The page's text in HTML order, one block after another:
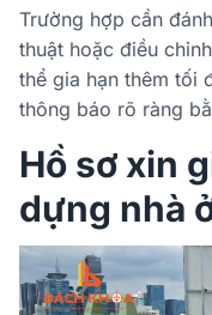
Trường hợp cần
thuật hoặc điều
thể gia hạn thêm tối
thông báo rõ ràng
Hồ sơ xin
dựng nhà